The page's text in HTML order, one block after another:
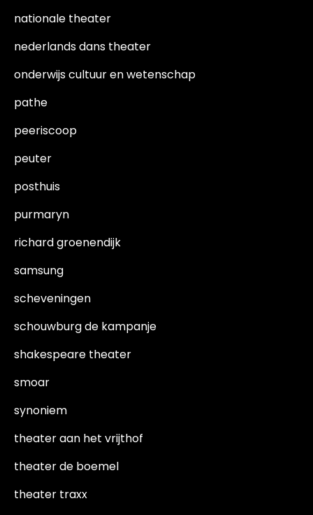
nationale theater
nederlands dans theater
onderwijs cultuur en wetenschap
pathe
peeriscoop
peuter
posthuis
purmaryn
richard groenendijk
samsung
scheveningen
schouwburg de kampanje
shakespeare theater
smoar
synoniem
theater aan het vrijthof
theater de boemel
theater traxx